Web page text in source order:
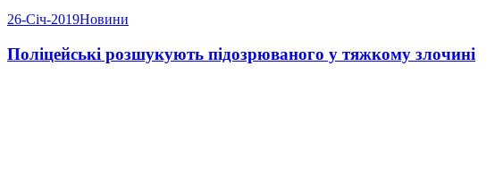
26-Січ-2019Новини
Поліцейські розшукують підозрюваного у тяжкому злочині